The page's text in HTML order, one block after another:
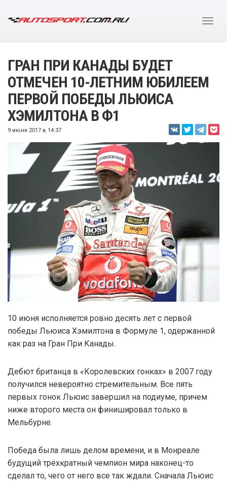
ГРАН ПРИ КАНАДЫ БУДЕТ
ОТМЕЧЕН 10-ЛЕТНИМ ЮБИЛЕЕМ
ПЕРВОЙ ПОБЕДЫ ЛЬЮИСА
ХЭМИЛТОНА В Ф1
9 июня 2017 в 14:37
10 июня исполняется ровно десять лет с первой
победы Льюиса Хэмилтона в Формуле 1, одержанной
как раз на Гран При Канады.
Дебют британца в «Королевских гонках» в 2007 году
получился невероятно стремительным. Все пять
первых гонок Льюис завершил на подиуме, причем
ниже второго места он финишировал только в
Мельбурне.
Победа была лишь делом времени, и в Монреале
будущий трёхкратный чемпион мира наконец-то
сделал то, чего от него все так ждали. Сначала Льюис